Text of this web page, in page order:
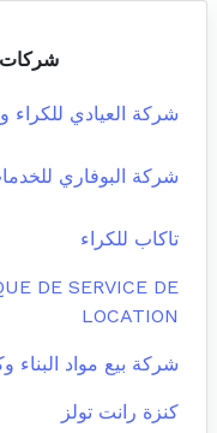
شركة العيادي للكراء
شركة البوفاري
تاكاب للكراء
DE SERVICE DE
LOCATION
شركة بيع مواد البناء
كنزة رانت تولز